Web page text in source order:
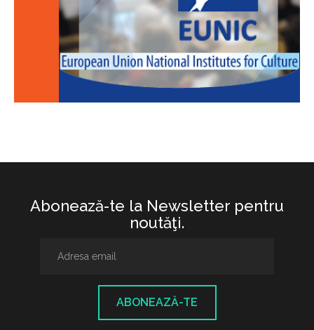
Abonează-te la Newsletter pentru
noutăţi.
ABONEAZĂ-TE